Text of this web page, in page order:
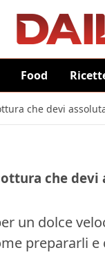
Food
che devi
che devi
un dolce
prepararli